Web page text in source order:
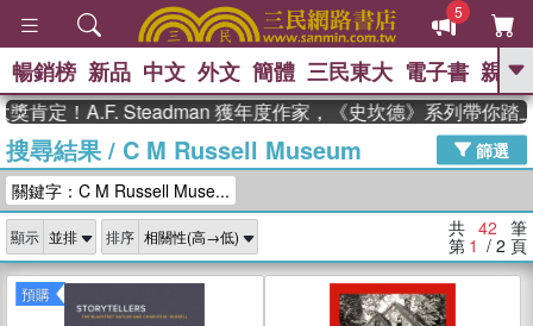
5
GO
熱搜： 東野圭吾 、 高希均教授回憶錄
、 The Odyssey 、 父親節 、 如果歷
獎 臺灣漫遊錄 、 方念華 、 台灣的李
登輝時代
數學女孩：黎曼猜想 、
偉大的迷走神經
暢銷榜 新品 中文 外文 簡體 三民東大 電子書 親子
A.F. Steadman 獲年度作家，《史坎德》系列帶你踏上熱血
搜尋結果/ C M Russell Museum
篩選
關鍵字：C M Russell Muse...
顯示 排序 共 42 筆
第 1 / 2 頁
預購